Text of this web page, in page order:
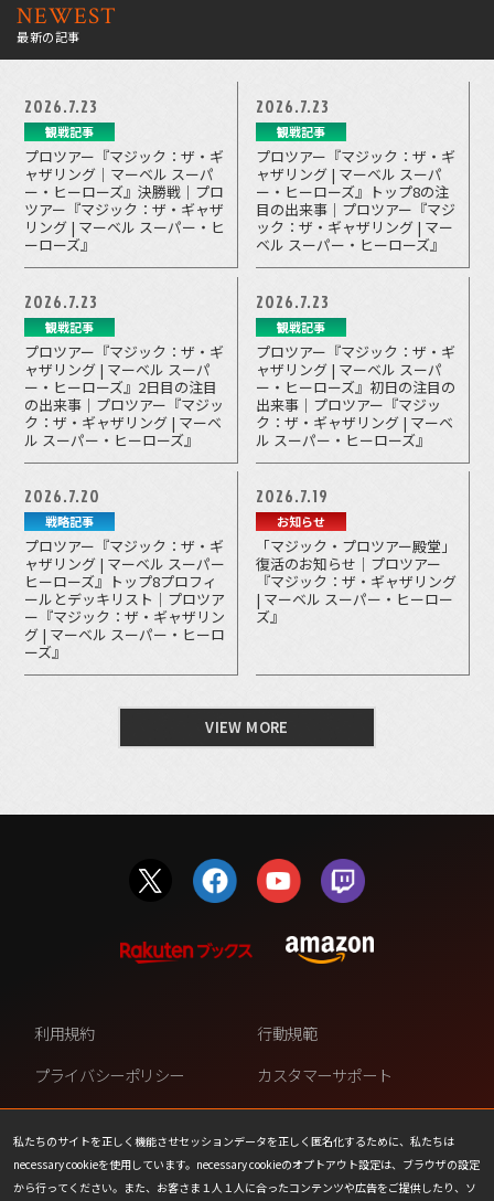
NEWEST
最新の記事
2026.7.23
観戦記事
プロツアー『マジック：ザ・ギ
ャザリング｜マーベル スーパ
ー・ヒーローズ』決勝戦｜プロ
ツアー『マジック：ザ・ギャザ
リング | マーベル スーパー・ヒ
ーローズ』
2026.7.23
観戦記事
プロツアー『マジック：ザ・ギ
ャザリング | マーベル スーパ
ー・ヒーローズ』トップ8の注
目の出来事｜プロツアー『マジ
ック：ザ・ギャザリング | マー
ベル スーパー・ヒーローズ』
2026.7.23
観戦記事
プロツアー『マジック：ザ・ギ
ャザリング | マーベル スーパ
ー・ヒーローズ』2日目の注目
の出来事｜プロツアー『マジッ
ク：ザ・ギャザリング | マーベ
ル スーパー・ヒーローズ』
2026.7.23
観戦記事
プロツアー『マジック：ザ・ギ
ャザリング | マーベル スーパ
ー・ヒーローズ』初日の注目の
出来事｜プロツアー『マジッ
ク：ザ・ギャザリング | マーベ
ル スーパー・ヒーローズ』
2026.7.20
戦略記事
プロツアー『マジック：ザ・ギ
ャザリング | マーベル スーパー
ヒーローズ』トップ8プロフィ
ールとデッキリスト｜プロツア
ー『マジック：ザ・ギャザリン
グ | マーベル スーパー・ヒーロ
ーズ』
2026.7.19
お知らせ
「マジック・プロツアー殿堂」
復活のお知らせ｜プロツアー
『マジック：ザ・ギャザリング
| マーベル スーパー・ヒーロー
ズ』
VIEW MORE
私たちのサイトを正しく機能させセッションデータを正しく匿名化するために、私たちは
necessary cookieを使用しています。necessary cookieのオプトアウト設定は、ブラウザの設定
から行ってください。また、お客さま１人１人に合ったコンテンツや広告をご提供したり、ソ
利用規約
行動規範
プライバシーポリシー
カスタマーサポート
ファンコンテンツ・ポリシー
個人情報の販売や共有を許可し
ない
COOKIE
プレスリリース